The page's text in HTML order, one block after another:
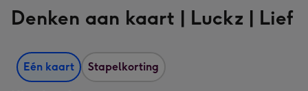
Denken aan kaart | Luckz | Lief
Eén kaart Stapelkorting